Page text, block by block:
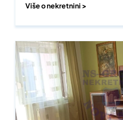
Više o nekretnini >